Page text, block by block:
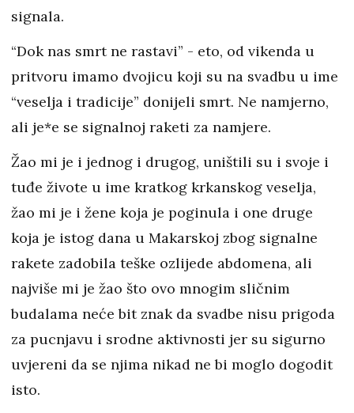
signala.
“Dok nas smrt ne rastavi” - eto, od vikenda u
pritvoru imamo dvojicu koji su na svadbu u ime
“veselja i tradicije” donijeli smrt. Ne namjerno,
ali je*e se signalnoj raketi za namjere.
Žao mi je i jednog i drugog, uništili su i svoje i
tuđe živote u ime kratkog krkanskog veselja,
žao mi je i žene koja je poginula i one druge
koja je istog dana u Makarskoj zbog signalne
rakete zadobila teške ozlijede abdomena, ali
najviše mi je žao što ovo mnogim sličnim
budalama neće bit znak da svadbe nisu prigoda
za pucnjavu i srodne aktivnosti jer su sigurno
uvjereni da se njima nikad ne bi moglo dogodit
isto.